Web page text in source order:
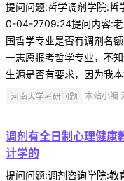
提问问题:哲学调剂学院:
0-04-2709:24提问内容:老
国哲学专业是否有调剂名
一志愿报考哲学专业，不
生源是否有要求，因为我
河南大学考研问题 本站小编
调剂有全日制心理健康
计学的
提问问题:调剂咨询学院: